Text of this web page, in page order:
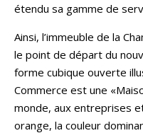
étendu sa gamme de
Ainsi, l’immeuble de la
le point de départ du
forme cubique ouverte
Commerce est une
monde, aux entreprises
orange, la couleur